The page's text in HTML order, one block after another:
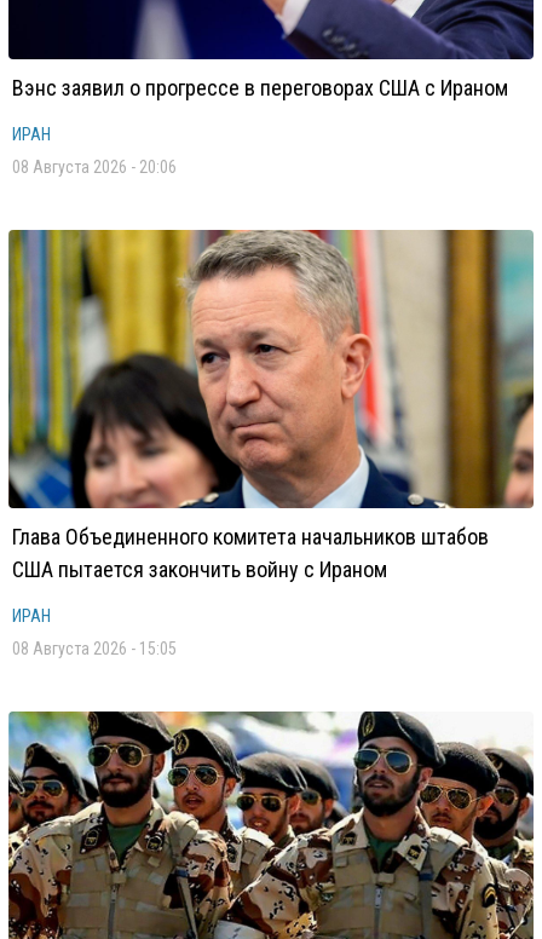
Вэнс заявил о прогрессе в переговорах США с Ираном
ИРАН
08 Августа 2026 - 20:06
Глава Объединенного комитета начальников штабов
США пытается закончить войну с Ираном
ИРАН
08 Августа 2026 - 15:05